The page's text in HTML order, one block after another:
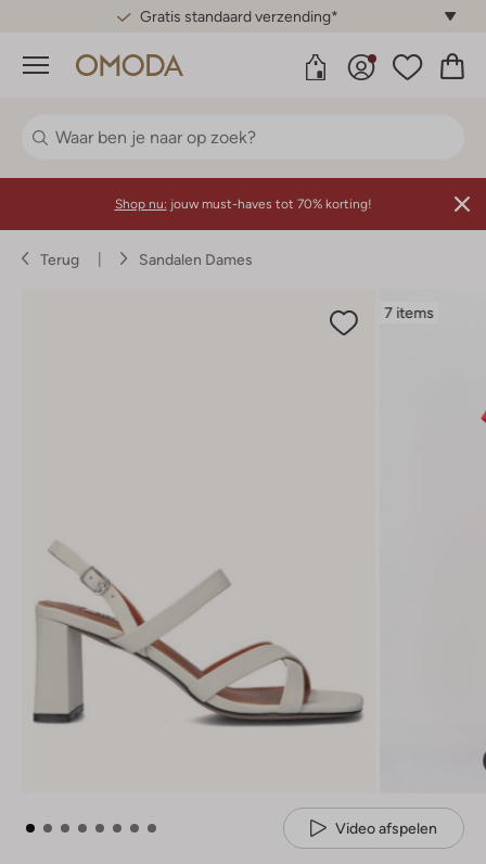
Gratis standaard verzending*
Menu
Shop nu: jouw must-haves tot 70% korting!
Terug Sandalen Dames
7 items
Video afspelen